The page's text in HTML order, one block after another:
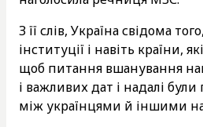
З її слів, Україна свідома
інституції і навіть країни,
щоб питання вшанування
і важливих дат і надалі
між українцями й іншими